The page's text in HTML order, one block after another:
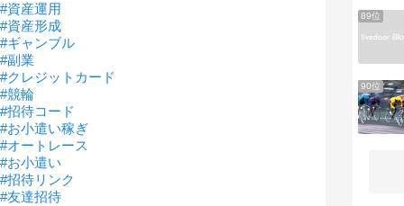
#資産運用
#資産形成
#ギャンブル
#副業
#クレジットカード
#競輪
#招待コード
#お小遣い稼ぎ
#オートレース
#お小遣い
#招待リンク
#友達招待
89位
90位